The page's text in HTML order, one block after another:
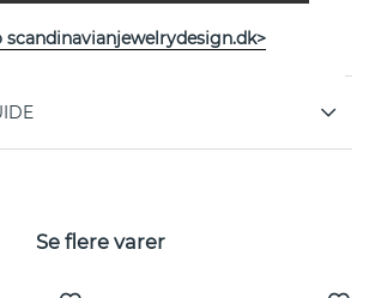
Se flere varer